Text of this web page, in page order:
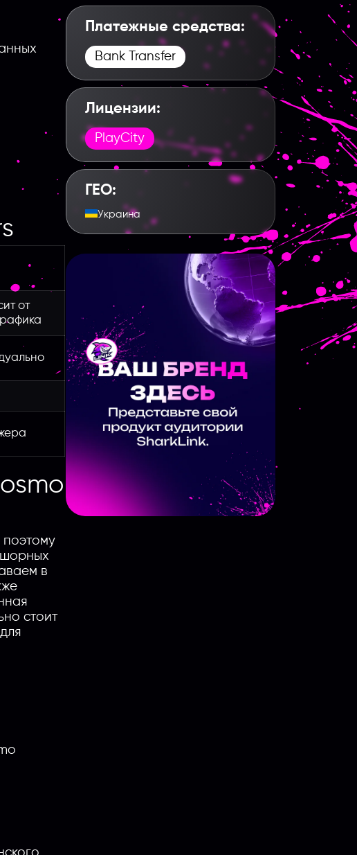
от
поэтому
в
стоит
Платежные средства:
Bank Transfer
Лицензии:
PlayCity
ГЕО:
Украина